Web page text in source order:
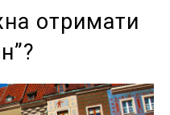
отримати